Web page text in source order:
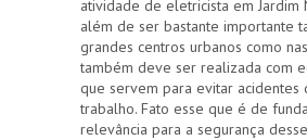
atividade de eletricista em Jardim
além de ser bastante importante
grandes centros urbanos como
também deve ser realizada com
que servem para evitar acidentes
trabalho. Fato esse que é de
relevância para a segurança